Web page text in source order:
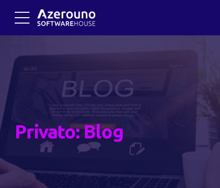
Privato: Blog